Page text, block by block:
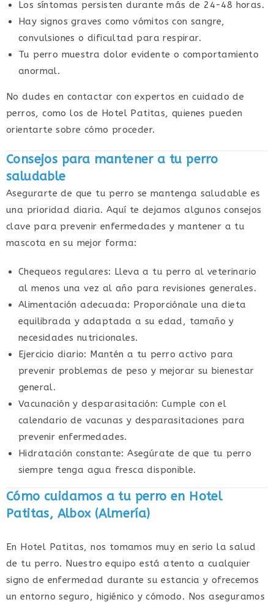
Los síntomas persisten durante más de 24-48 horas.
Hay signos graves como vómitos con sangre,
convulsiones o dificultad para respirar.
Tu perro muestra dolor evidente o comportamiento
anormal.
No dudes en contactar con expertos en cuidado de
perros, como los de Hotel Patitas, quienes pueden
orientarte sobre cómo proceder.
Consejos para mantener a tu perro
saludable
Asegurarte de que tu perro se mantenga saludable es
una prioridad diaria. Aquí te dejamos algunos consejos
clave para prevenir enfermedades y mantener a tu
mascota en su mejor forma:
Chequeos regulares: Lleva a tu perro al veterinario
al menos una vez al año para revisiones generales.
Alimentación adecuada: Proporciónale una dieta
equilibrada y adaptada a su edad, tamaño y
necesidades nutricionales.
Ejercicio diario: Mantén a tu perro activo para
prevenir problemas de peso y mejorar su bienestar
general.
Vacunación y desparasitación: Cumple con el
calendario de vacunas y desparasitaciones para
prevenir enfermedades.
Hidratación constante: Asegúrate de que tu perro
siempre tenga agua fresca disponible.
Cómo cuidamos a tu perro en Hotel
Patitas, Albox (Almería)
En Hotel Patitas, nos tomamos muy en serio la salud
de tu perro. Nuestro equipo está atento a cualquier
signo de enfermedad durante su estancia y ofrecemos
un entorno seguro, higiénico y cómodo. Nos aseguramos